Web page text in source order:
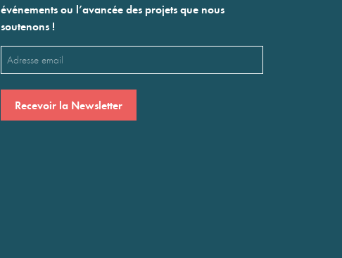
événements ou l’avancée des projets que nous
soutenons !
Email
(Nécessaire)